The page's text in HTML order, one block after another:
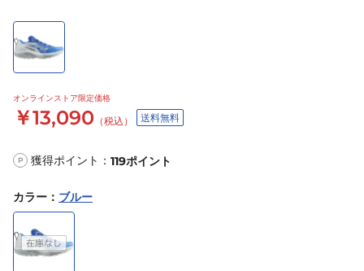
オンラインストア限定価格
￥13,090 （税込） 送料無料
P 獲得ポイント： 119ポイント
カラー ： ブルー